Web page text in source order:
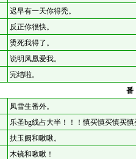
迟早有一天你得秃。
反正你很快。
烫死我得了。
说明凤凰爱我。
完结啦。
凤雪生番外。
乐圣bg线占大半！！！慎买慎买慎买
扶玉阙和啾啾。
木镜和啾啾！